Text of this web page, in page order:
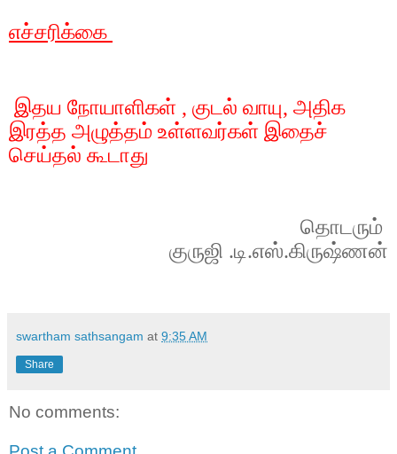
எச்சரிக்கை
இதய நோயாளிகள் , குடல் வாயு, அதிக
இரத்த அழுத்தம் உள்ளவர்கள் இதைச்
செய்தல் கூடாது
தொடரும்
குருஜி .டி.எஸ்.கிருஷ்ணன்
swartham sathsangam at 9:35 AM
Share
No comments: